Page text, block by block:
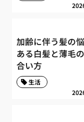
加齢に伴う髪の
ある白髪と薄毛
合い方
生活